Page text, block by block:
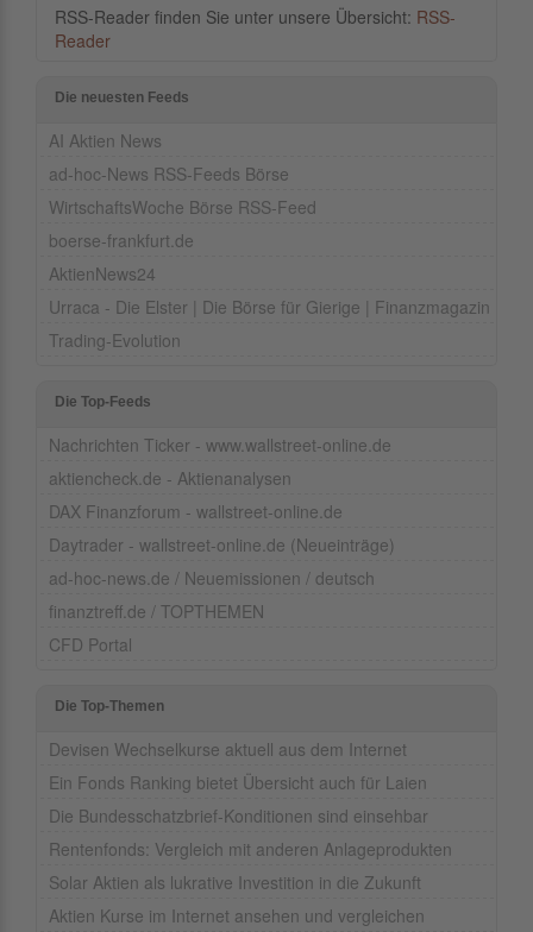
RSS-Reader finden Sie unter unsere Übersicht: RSS-
Reader
Die neuesten Feeds
AI Aktien News
ad-hoc-News RSS-Feeds Börse
WirtschaftsWoche Börse RSS-Feed
boerse-frankfurt.de
AktienNews24
Urraca - Die Elster | Die Börse für Gierige | Finanzmagazin
Trading-Evolution
Die Top-Feeds
Nachrichten Ticker - www.wallstreet-online.de
aktiencheck.de - Aktienanalysen
DAX Finanzforum - wallstreet-online.de
Daytrader - wallstreet-online.de (Neueinträge)
ad-hoc-news.de / Neuemissionen / deutsch
finanztreff.de / TOPTHEMEN
CFD Portal
Die Top-Themen
Devisen Wechselkurse aktuell aus dem Internet
Ein Fonds Ranking bietet Übersicht auch für Laien
Die Bundesschatzbrief-Konditionen sind einsehbar
Rentenfonds: Vergleich mit anderen Anlageprodukten
Solar Aktien als lukrative Investition in die Zukunft
Aktien Kurse im Internet ansehen und vergleichen